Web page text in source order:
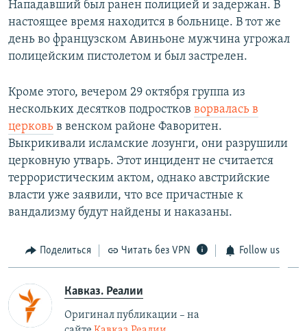
Нападавший был ранен полицией и задержан. В
настоящее время находится в больнице. В тот же
день во французском Авиньоне мужчина угрожал
полицейским пистолетом и был застрелен.
Кроме этого, вечером 29 октября группа из
нескольких десятков подростков ворвалась в
церковь в венском районе Фаворитен.
Выкрикивали исламские лозунги, они разрушили
церковную утварь. Этот инцидент не считается
террористическим актом, однако австрийские
власти уже заявили, что все причастные к
вандализму будут найдены и наказаны.
Поделиться Читать без VPN Follow us
Кавказ. Реалии
Оригинал публикации – на